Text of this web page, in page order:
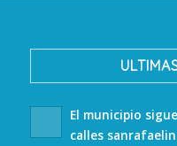
El municipio
calles